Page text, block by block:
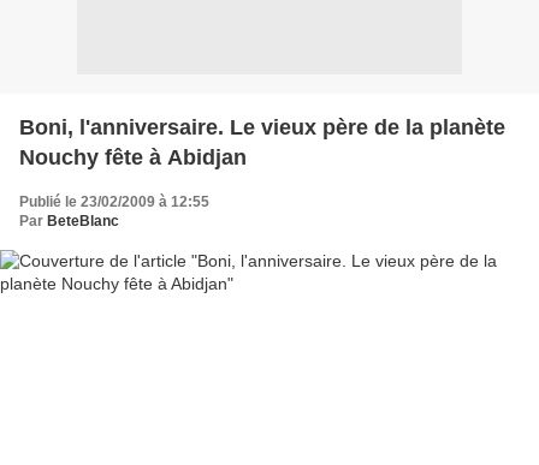
Boni, l'anniversaire. Le vieux père de la planète
Nouchy fête à Abidjan
Publié le 23/02/2009 à 12:55
Par BeteBlanc